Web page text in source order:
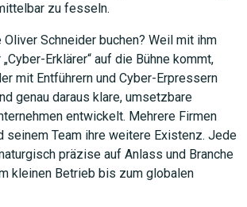
zu fesseln.
Schneider buchen? Weil mit ihm
Erklärer“ auf die Bühne kommt,
mit Entführern und Cyber-Erpressern
genau daraus klare, umsetzbare
entwickelt. Mehrere Firmen
seinem Team ihre weitere Existenz. Jede
präzise auf Anlass und Branche
kleinen Betrieb bis zum globalen